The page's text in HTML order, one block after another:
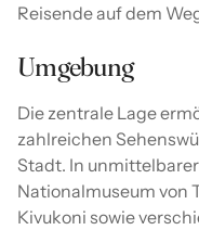
Reisende auf dem
Umgebung
Die zentrale Lage
zahlreichen
Stadt. In
Nationalmuseum von
Kivukoni sowie